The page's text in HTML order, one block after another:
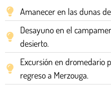
Amanecer en las dunas
Desayuno en el
desierto.
Excursión en dromedario
regreso a Merzouga.